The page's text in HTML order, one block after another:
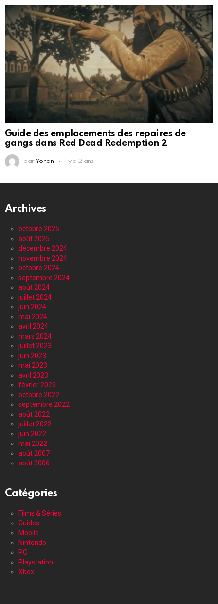
Guide des emplacements des repaires de
gangs dans Red Dead Redemption 2
par Yohan il y a 2 ans
Archives
octobre 2025
août 2025
décembre 2024
novembre 2024
octobre 2024
septembre 2024
août 2024
juillet 2024
juin 2024
mai 2024
avril 2024
mars 2024
juillet 2023
juin 2023
mai 2023
avril 2023
février 2023
octobre 2022
septembre 2022
août 2022
juillet 2022
juin 2022
mai 2022
août 2007
août 2006
Catégories
Films & Séries
Guides
Mobile
Nintendo
PC
Playstation
Xbox